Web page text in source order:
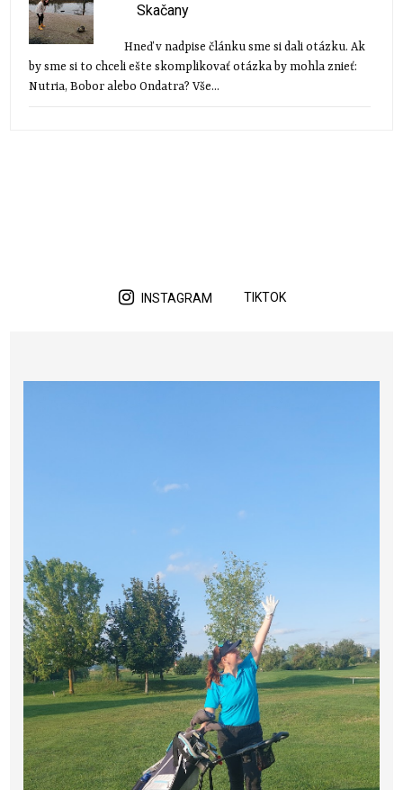
Skačany
Hneď v nadpise článku sme si dali otázku. Ak
by sme si to chceli ešte skomplikovať otázka by mohla znieť:
Nutria, Bobor alebo Ondatra? Vše...
INSTAGRAM TIKTOK